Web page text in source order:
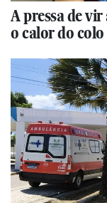
A pressa de
o calor do colo